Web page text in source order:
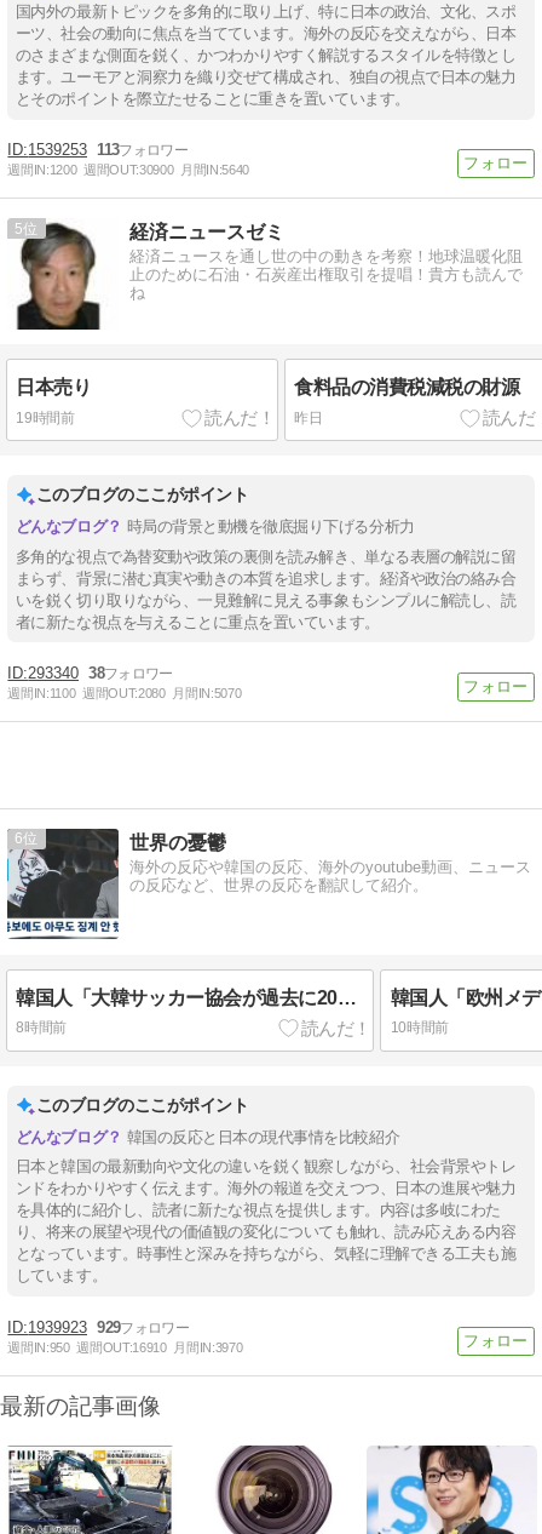
国内外の最新トピックを多角的に取り上げ、特に日本の政治、文化、スポ
ーツ、社会の動向に焦点を当てています。海外の反応を交えながら、日本
のさまざまな側面を鋭く、かつわかりやすく解説するスタイルを特徴とし
ます。ユーモアと洞察力を織り交ぜて構成され、独自の視点で日本の魅力
とそのポイントを際立たせることに重きを置いています。
1539253 113
週間IN:1200 週間OUT:30900 月間IN:5640
5 経済ニュースゼミ
経済ニュースを通し世の中の動きを考察！地球温暖化阻
止のために石油・石炭産出権取引を提唱！貴方も読んで
ね
日本売り
19時間前
食料品の消費税減税の財源
昨日
このブログのここがポイント
時局の背景と動機を徹底掘り下げる分析力
多角的な視点で為替変動や政策の裏側を読み解き、単なる表層の解説に留
まらず、背景に潜む真実や動きの本質を追求します。経済や政治の絡み合
いを鋭く切り取りながら、一見難解に見える事象もシンプルに解読し、読
者に新たな視点を与えることに重点を置いています。
293340 38
週間IN:1100 週間OUT:2080 月間IN:5070
6 世界の憂鬱
海外の反応や韓国の反応、海外のyoutube動画、ニュース
の反応など、世界の反応を翻訳して紹介。
韓国人「大韓サッカー協会が過去に20人の外国人審判らに不謹慎接待をしていた証拠が揃いながらも不起訴処分に成っていた事が明らかに‥」
8時間前 10時間前
このブログのここがポイント
韓国の反応と日本の現代事情を比較紹介
日本と韓国の最新動向や文化の違いを鋭く観察しながら、社会背景やトレ
ンドをわかりやすく伝えます。海外の報道を交えつつ、日本の進展や魅力
を具体的に紹介し、読者に新たな視点を提供します。内容は多岐にわた
り、将来の展望や現代の価値観の変化についても触れ、読み応えある内容
となっています。時事性と深みを持ちながら、気軽に理解できる工夫も施
しています。
1939923 929
週間IN:950 週間OUT:16910 月間IN:3970
最新の記事画像